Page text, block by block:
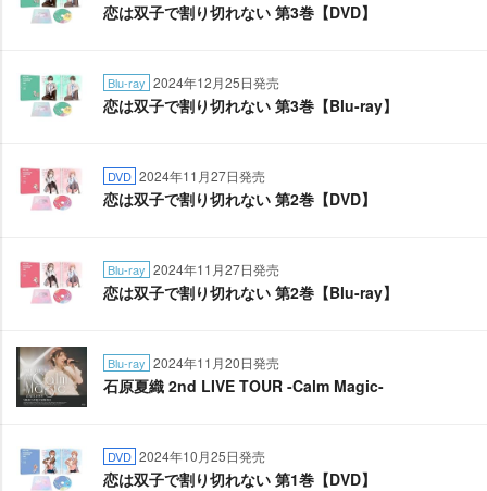
恋は双子で割り切れない 第3巻【DVD】
Blu-ray 2024年12月25日発売
恋は双子で割り切れない 第3巻【Blu-ray】
DVD 2024年11月27日発売
恋は双子で割り切れない 第2巻【DVD】
Blu-ray 2024年11月27日発売
恋は双子で割り切れない 第2巻【Blu-ray】
Blu-ray 2024年11月20日発売
石原夏織 2nd LIVE TOUR -Calm Magic-
DVD 2024年10月25日発売
恋は双子で割り切れない 第1巻【DVD】